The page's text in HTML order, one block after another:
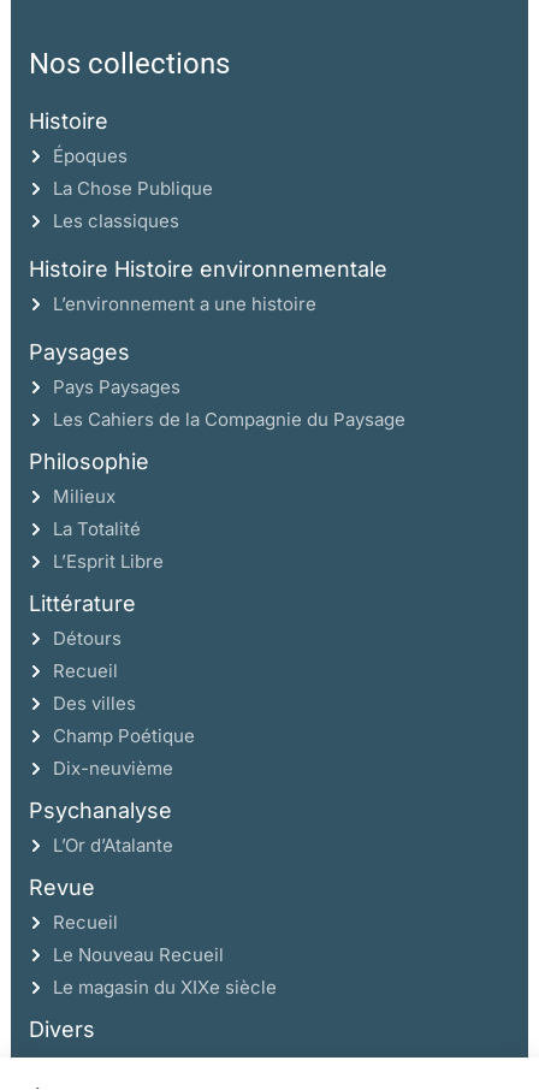
Nos collections
Histoire
Époques
La Chose Publique
Les classiques
Histoire Histoire environnementale
L’environnement a une histoire
Paysages
Pays Paysages
Les Cahiers de la Compagnie du Paysage
Philosophie
Milieux
La Totalité
L’Esprit Libre
Littérature
Détours
Recueil
Des villes
Champ Poétique
Dix-neuvième
Psychanalyse
L’Or d’Atalante
Revue
Recueil
Le Nouveau Recueil
Le magasin du XIXe siècle
Divers